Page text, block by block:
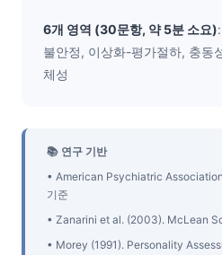
6개 영역 (30문항, 약 5분 소요)
불안정, 이상화-평가절하, 충동
체성
📚 연구 기반
• American Psychiatric
기준
• Zanarini et al. (2003). McLean
• Morey (1991). Personality